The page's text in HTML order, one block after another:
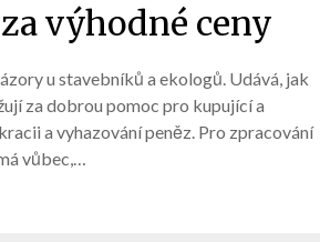
výhodné ceny
u stavebníků a ekologů. Udává, jak
za dobrou pomoc pro kupující a
a vyhazování peněz. Pro zpracování
vůbec,…